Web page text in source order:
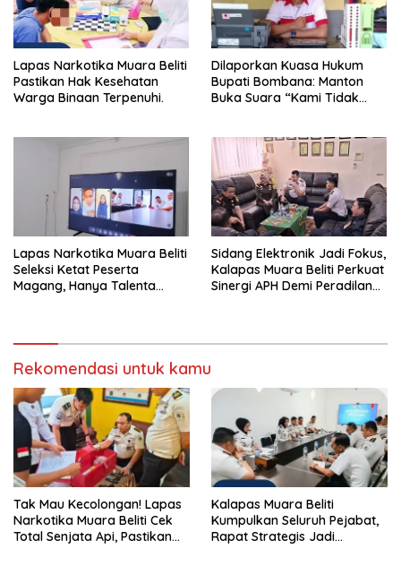
Lapas Narkotika Muara Beliti
Pastikan Hak Kesehatan
Warga Binaan Terpenuhi.
Dilaporkan Kuasa Hukum
Bupati Bombana: Manton
Buka Suara “Kami Tidak
Lapas Narkotika Muara Beliti
Seleksi Ketat Peserta
Magang, Hanya Talenta
Sidang Elektronik Jadi Fokus,
Kalapas Muara Beliti Perkuat
Sinergi APH Demi Peradilan
Rekomendasi untuk kamu
Tak Mau Kecolongan! Lapas
Narkotika Muara Beliti Cek
Total Senjata Api, Pastikan
Kalapas Muara Beliti
Kumpulkan Seluruh Pejabat,
Rapat Strategis Jadi